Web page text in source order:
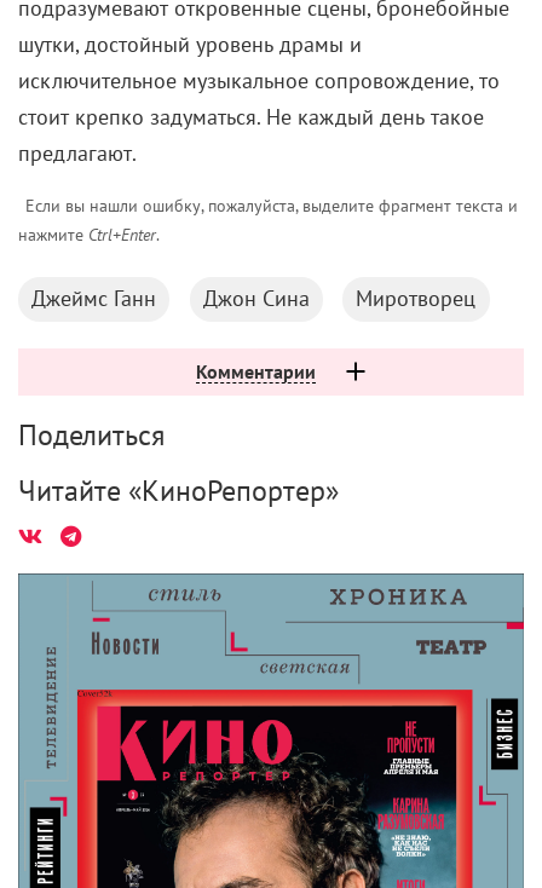
Если вы нашли ошибку, пожалуйста, выделите фрагмент текста и
Джеймс Ганн Джон Сина Миротворец
Комментарии